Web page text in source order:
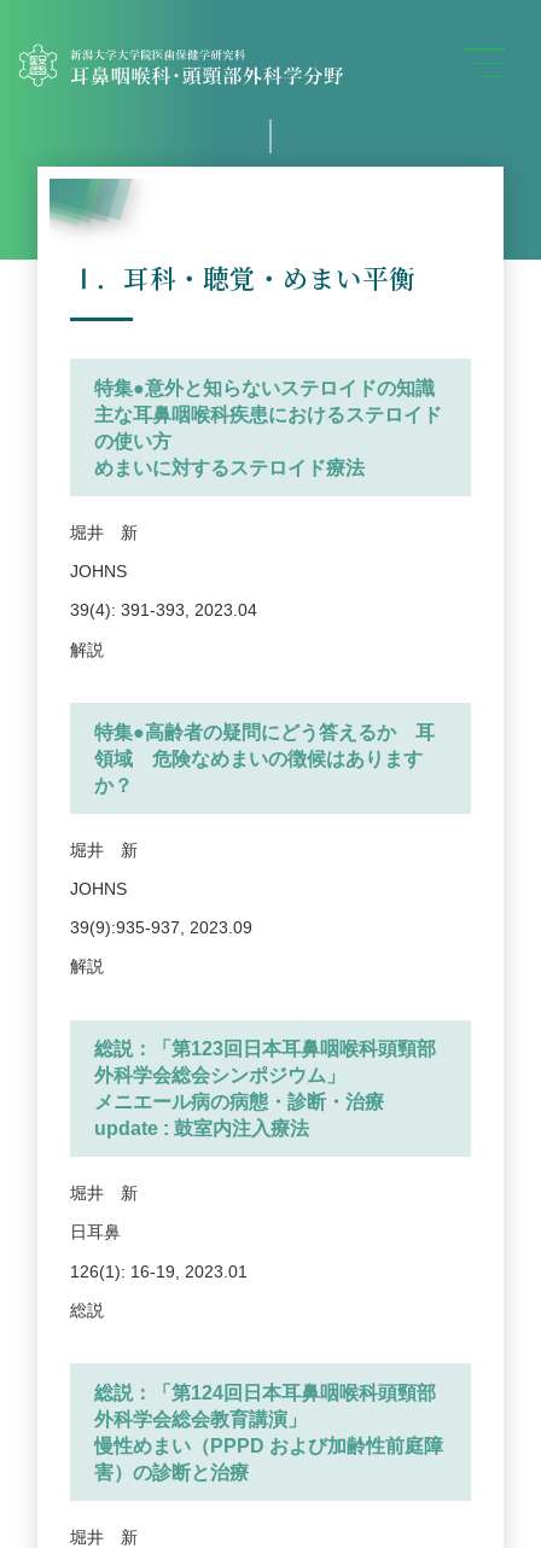
Ⅰ．耳科・聴覚・めまい平衡
特集●意外と知らないステロイドの知識
主な耳鼻咽喉科疾患におけるステロイド
の使い方
めまいに対するステロイド療法
堀井 新
JOHNS
39(4): 391-393, 2023.04
解説
特集●高齢者の疑問にどう答えるか 耳
領域 危険なめまいの徴候はあります
か？
堀井 新
JOHNS
39(9):935-937, 2023.09
解説
総説：「第123回日本耳鼻咽喉科頭頸部
外科学会総会シンポジウム」
メニエール病の病態・診断・治療
update : 鼓室内注入療法
堀井 新
日耳鼻
126(1): 16-19, 2023.01
総説
総説：「第124回日本耳鼻咽喉科頭頸部
外科学会総会教育講演」
慢性めまい（PPPD および加齢性前庭障
害）の診断と治療
堀井 新